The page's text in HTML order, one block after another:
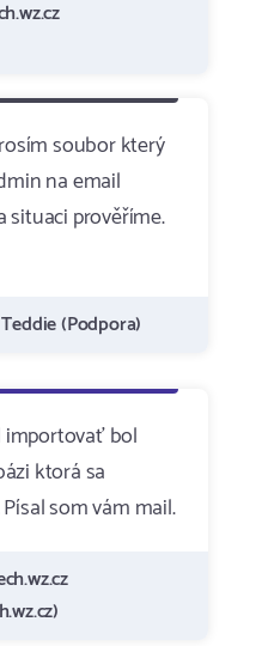
soubor který
na email
situaci prověříme.
Teddie (Podpora)
importovať bol
ktorá sa
som vám mail.